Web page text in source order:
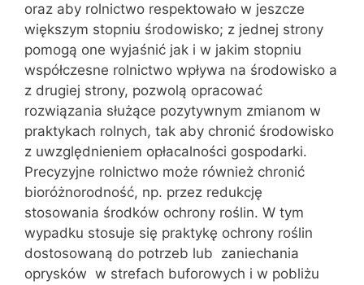
oraz aby rolnictwo respektowało w jeszcze
większym stopniu środowisko; z jednej strony
pomogą one wyjaśnić jak i w jakim stopniu
współczesne rolnictwo wpływa na środowisko a
z drugiej strony, pozwolą opracować
rozwiązania służące pozytywnym zmianom w
praktykach rolnych, tak aby chronić środowisko
z uwzględnieniem opłacalności gospodarki.
Precyzyjne rolnictwo może również chronić
bioróżnorodność, np. przez redukcję
stosowania środków ochrony roślin. W tym
wypadku stosuje się praktykę ochrony roślin
dostosowaną do potrzeb lub zaniechania
oprysków w strefach buforowych i w pobliżu